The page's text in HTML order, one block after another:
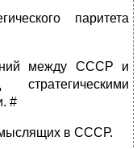
паритета
между СССР и
#
в СССР.